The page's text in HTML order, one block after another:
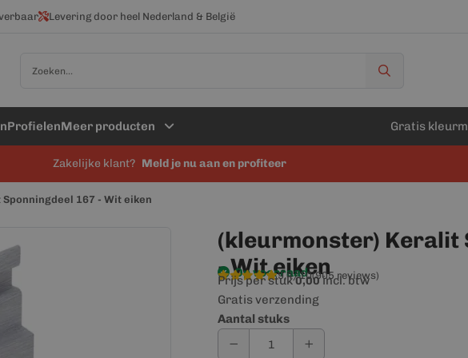
Levering door heel Nederland & België
ProfielenMeer producten Gratis
Zakelijke klant? Meld je nu aan en profiteer
167 - Wit eiken
(kleurmonster) Keralit
- Wit eiken
Op voorraad
9,4/10(905 reviews)
Prijs per stuk0,00incl. btw
Gratis verzending
Aantal stuks